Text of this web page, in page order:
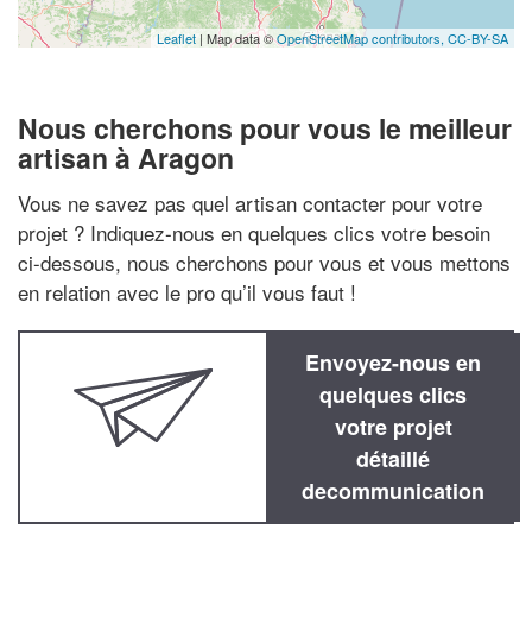
Leaflet | Map data ©OpenStreetMap contributors, CC-BY-SA
Nous cherchons pour vous le meilleur
artisan à Aragon
Vous ne savez pas quel artisan contacter pour votre
projet ? Indiquez-nous en quelques clics votre besoin
ci-dessous, nous cherchons pour vous et vous mettons
en relation avec le pro qu’il vous faut !
Envoyez-nous en
quelques clics
votre projet
détaillé
decommunication